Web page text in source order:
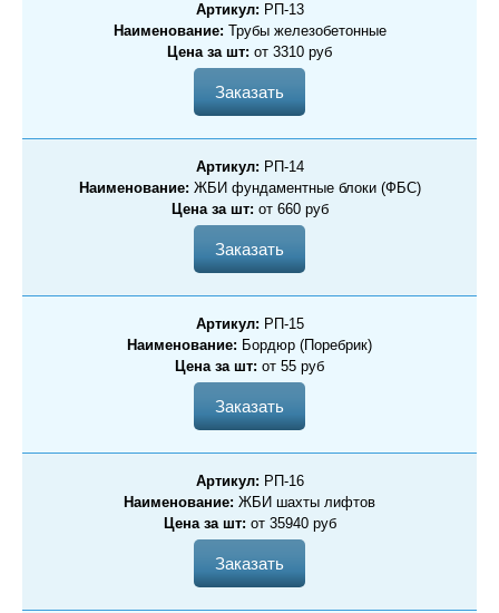
Артикул: РП-13
Наименование: Трубы железобетонные
Цена за шт: от 3310 руб
Заказать
Артикул: РП-14
Наименование: ЖБИ фундаментные блоки (ФБС)
Цена за шт: от 660 руб
Заказать
Артикул: РП-15
Наименование: Бордюр (Поребрик)
Цена за шт: от 55 руб
Заказать
Артикул: РП-16
Наименование: ЖБИ шахты лифтов
Цена за шт: от 35940 руб
Заказать